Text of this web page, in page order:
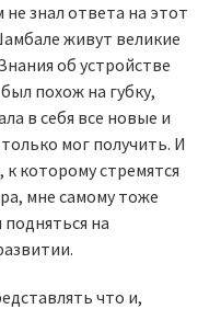
знал ответа на этот
живут великие
об устройстве
похож на губку,
в себя все новые и
мог получить. И
которому стремятся
мне самому тоже
на
что и,